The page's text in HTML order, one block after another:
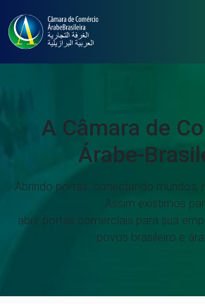
A Câmara de
Árabe-
Abrindo portas, conectando mundos,
Assim existimos
abrir portas comerciais para sua
povos brasileiro e